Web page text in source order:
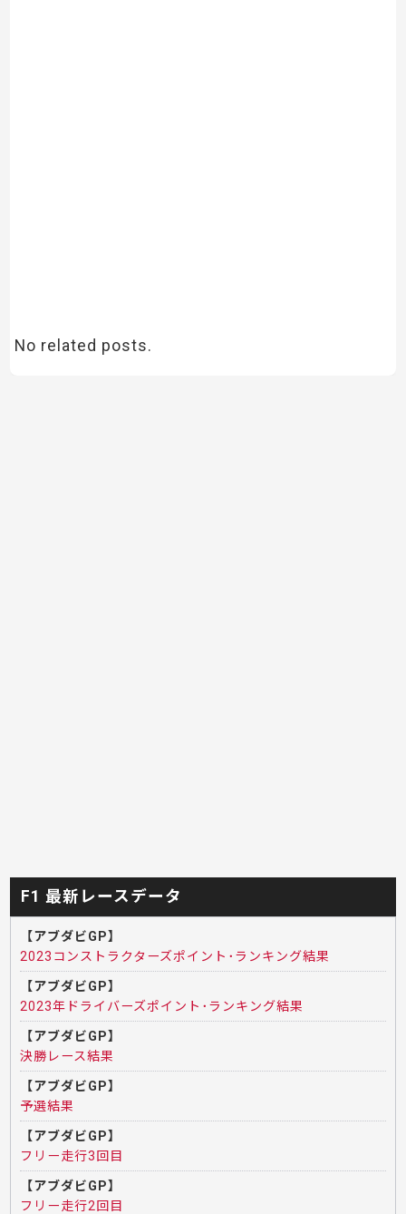
No related posts.
F1 最新レースデータ
【アブダビGP】
2023コンストラクターズポイント･ランキング結果
【アブダビGP】
2023年ドライバーズポイント･ランキング結果
【アブダビGP】
決勝レース結果
【アブダビGP】
予選結果
【アブダビGP】
フリー走行3回目
【アブダビGP】
フリー走行2回目